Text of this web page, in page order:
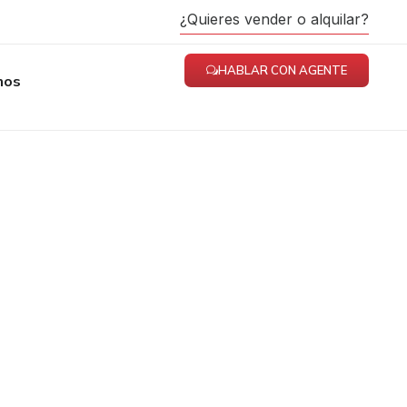
¿Quieres vender o alquilar?
HABLAR CON AGENTE